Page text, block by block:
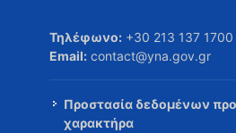
Τηλέφωνο: +30 213 137 1700
Email: contact@yna.gov.gr
Προστασία δεδομένων
χαρακτήρα